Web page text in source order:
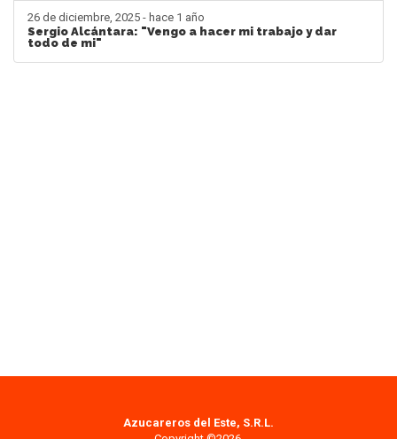
26 de diciembre, 2025 - hace 1 año
Sergio Alcántara: "Vengo a hacer mi trabajo y dar
todo de mi"
Azucareros del Este, S.R.L.